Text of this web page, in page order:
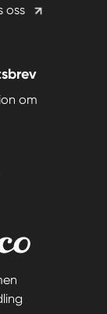
oss
om